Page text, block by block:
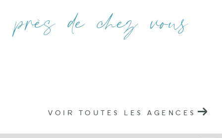
près de chez vous
VOIR TOUTES LES AGENCES